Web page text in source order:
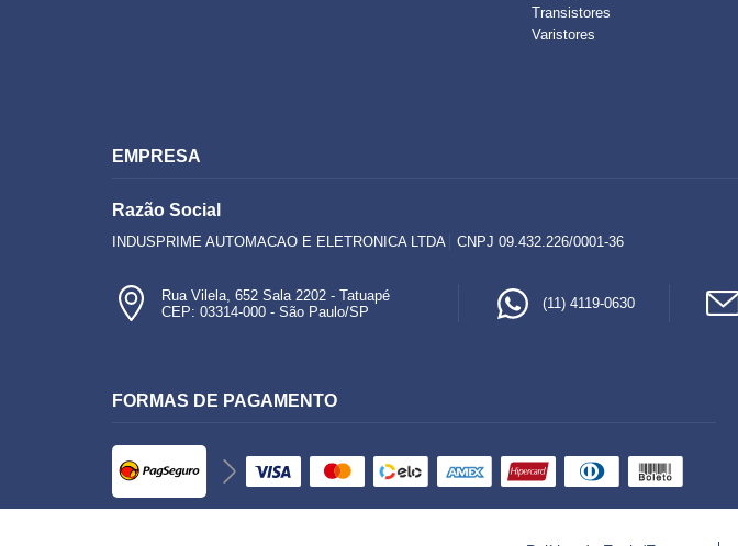
Transistores
Varistores
EMPRESA
Razão Social
INDUSPRIME AUTOMACAO E ELETRONICA LTDA CNPJ 09.432.226/0001-36
Rua Vilela, 652 Sala 2202 - Tatuapé
CEP: 03314-000 - São Paulo/SP
(11) 4119-0630
FORMAS DE PAGAMENTO